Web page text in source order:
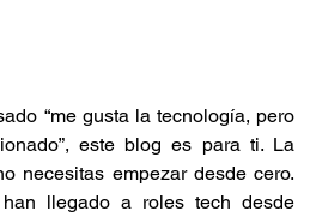
“me gusta la tecnología, pero
este blog es para ti. La
necesitas empezar desde cero.
han llegado a roles tech desde